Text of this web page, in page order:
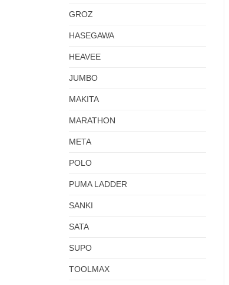
GROZ
HASEGAWA
HEAVEE
JUMBO
MAKITA
MARATHON
META
POLO
PUMA LADDER
SANKI
SATA
SUPO
TOOLMAX